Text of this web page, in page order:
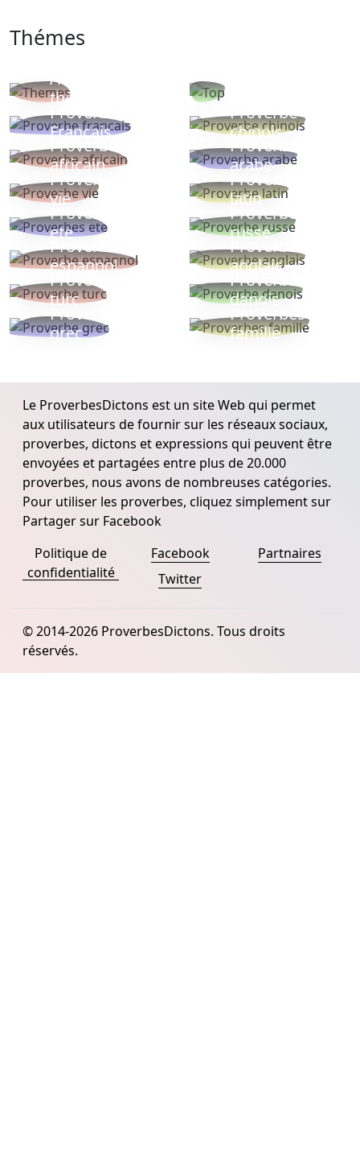
Thémes
Autres
thèmes
Proverbe
Français
Proverbe
chinois
Proverbe
africain
Proverbe
arabe
Proverbe
vie
Proverbe
latin
Proverbes
ete
Proverbe
russe
Proverbe
espagnol
Proverbe
anglais
Proverbe
turc
Proverbe
danois
Proverbe
grec
Proverbes
famille
Le ProverbesDictons est un site Web qui permet
aux utilisateurs de fournir sur les réseaux sociaux,
proverbes, dictons et expressions qui peuvent être
envoyées et partagées entre plus de 20.000
proverbes, nous avons de nombreuses catégories.
Pour utiliser les proverbes, cliquez simplement sur
Partager sur Facebook
Politique de
confidentialité
Facebook
Twitter
Partnaires
© 2014-2026 ProverbesDictons. Tous droits
réservés.